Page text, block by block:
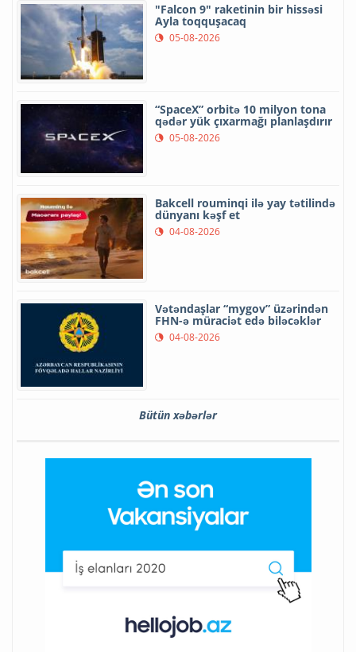
"Falcon 9" raketinin bir hissəsi
Ayla toqquşacaq
05-08-2026
“SpaceX” orbitə 10 milyon tona
qədər yük çıxarmağı planlaşdırır
05-08-2026
Bakcell rouminqi ilə yay tətilində
dünyanı kəşf et
04-08-2026
Vətəndaşlar “mygov” üzərindən
FHN-ə müraciət edə biləcəklər
04-08-2026
Bütün xəbərlər